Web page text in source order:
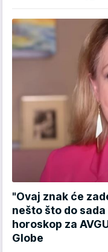
"Ovaj znak će
nešto što do
horoskop za
Globe